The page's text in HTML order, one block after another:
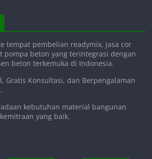
tempat pembelian readymix, jasa cor
pompa beton yang terintegrasi dengan
beton terkemuka di Indonesia.
Gratis Konsultasi, dan Berpengalaman
kebutuhan material bangunan
yang baik.